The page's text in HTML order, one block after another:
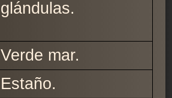
glándulas.
Verde mar.
Estaño.